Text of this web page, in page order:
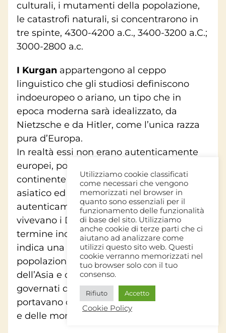
culturali, i mutamenti della popolazione,
le catastrofi naturali, si concentrarono in
tre spinte, 4300-4200 a.C., 3400-3200 a.C.;
3000-2800 a.c.
I Kurganappartengono al ceppo
linguistico che gli studiosi definiscono
indoeuropeo o ariano, un tipo che in
epoca moderna sarà idealizzato, da
Nietzsche e da Hitler, come l’unica razza
pura d’Europa.
In realtà essi non erano autenticamente
europei, poiché si riversarono in questo
continente provenendo dal Nord-est
asiatico ed europeo. Né erano
autenticamente indiani, poiché in India
vivevano i Dravidi e gli Ariani. Ma il
termine indoeuropeo è rimasto, esso
indica una lunga serie di invasioni di
popolazioni nomadi provenienti dal nord
dell’Asia e dell’Europa. Essi erano
governati da potenti sacerdoti e guerrieri,
portavano con sé i propri dei della guerra
e delle montagne.
Utilizziamo cookie classificati
come necessari che vengono
memorizzati nel browser in
quanto sono essenziali per il
funzionamento delle funzionalità
di base del sito. Utilizziamo
anche cookie di terze parti che ci
aiutano ad analizzare come
utilizzi questo sito web. Questi
cookie verranno memorizzati nel
tuo browser solo con il tuo
consenso.
Rifiuto Accetto
Cookie Policy